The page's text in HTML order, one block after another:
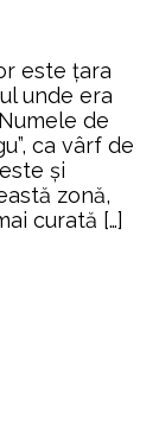
este ţara
unde era
de
ca vârf de
şi
zonă,
curată […]